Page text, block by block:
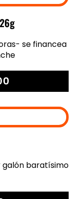
se financea
galón baratísimo